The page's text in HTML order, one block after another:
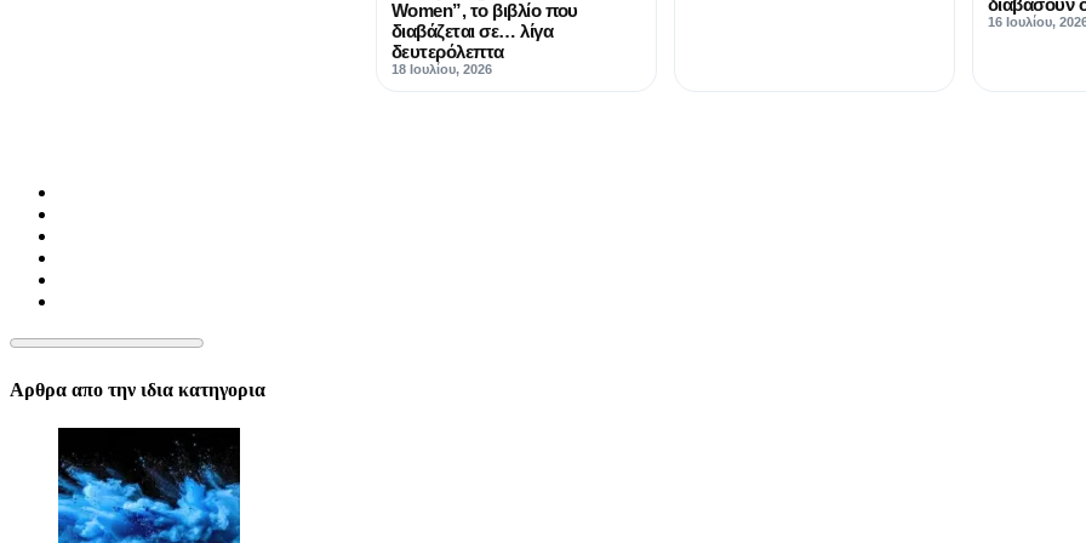
Women”, το βιβλίο που
διαβάζεται σε… λίγα
δευτερόλεπτα
18 Ιουλίου, 2026
16 Ιουλίου,
Αρθρα απο την ιδια κατηγορια